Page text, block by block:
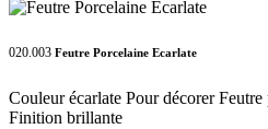
020.003 Feutre Porcelaine Ecarlate
Couleur écarlate Pour décorer
Finition brillante